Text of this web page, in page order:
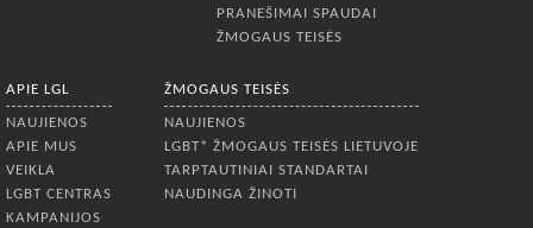
PRANEŠIMAI SPAUDAI
ŽMOGAUS TEISĖS
APIE LGL
NAUJIENOS
APIE MUS
VEIKLA
LGBT CENTRAS
KAMPANIJOS
ŽMOGAUS TEISĖS
NAUJIENOS
LGBT* ŽMOGAUS TEISĖS LIETUVOJE
TARPTAUTINIAI STANDARTAI
NAUDINGA ŽINOTI